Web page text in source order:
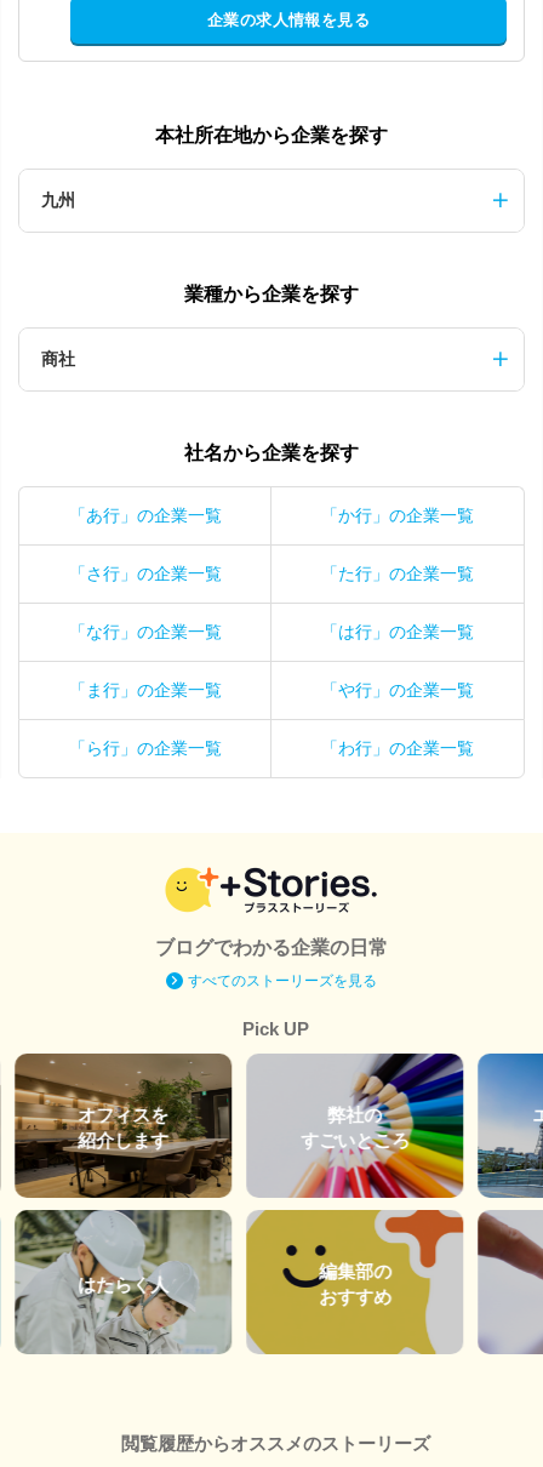
企業の求人情報を見る
本社所在地から企業を探す
九州
業種から企業を探す
商社
社名から企業を探す
「あ行」の企業一覧 「か行」の企業一覧
「さ行」の企業一覧 「た行」の企業一覧
「な行」の企業一覧 「は行」の企業一覧
「ま行」の企業一覧 「や行」の企業一覧
「ら行」の企業一覧 「わ行」の企業一覧
ブログでわかる企業の日常
すべてのストーリーズを見る
Pick UP
オフィスを
紹介します
はたらく人
弊社の
すごいところ
編集部の
おすすめ
閲覧履歴からオススメのストーリーズ